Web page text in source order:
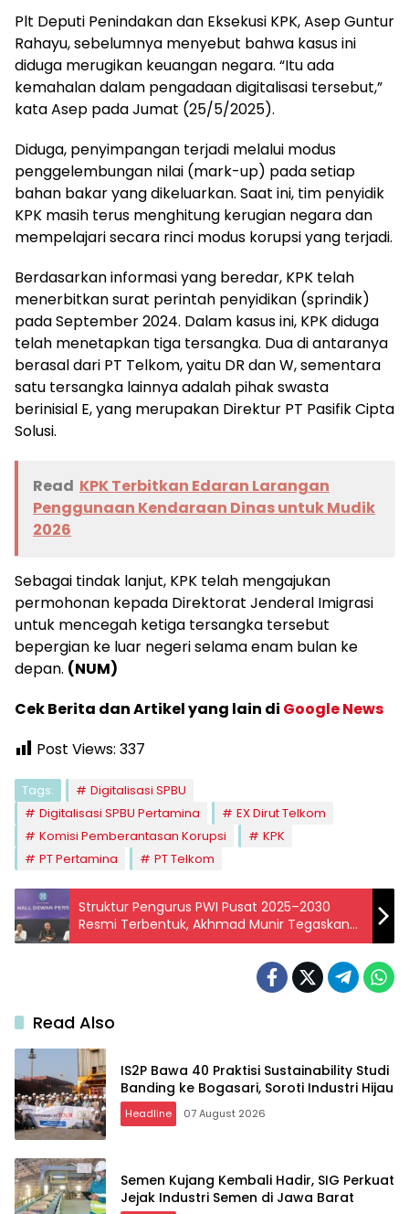
Plt Deputi Penindakan dan Eksekusi KPK, Asep Guntur
Rahayu, sebelumnya menyebut bahwa kasus ini
diduga merugikan keuangan negara. “Itu ada
kemahalan dalam pengadaan digitalisasi tersebut,”
kata Asep pada Jumat (25/5/2025).
Diduga, penyimpangan terjadi melalui modus
penggelembungan nilai (mark-up) pada setiap
bahan bakar yang dikeluarkan. Saat ini, tim penyidik
KPK masih terus menghitung kerugian negara dan
mempelajari secara rinci modus korupsi yang terjadi.
Berdasarkan informasi yang beredar, KPK telah
menerbitkan surat perintah penyidikan (sprindik)
pada September 2024. Dalam kasus ini, KPK diduga
telah menetapkan tiga tersangka. Dua di antaranya
berasal dari PT Telkom, yaitu DR dan W, sementara
satu tersangka lainnya adalah pihak swasta
berinisial E, yang merupakan Direktur PT Pasifik Cipta
Solusi.
Read KPK Terbitkan Edaran Larangan
Penggunaan Kendaraan Dinas untuk Mudik
2026
Sebagai tindak lanjut, KPK telah mengajukan
permohonan kepada Direktorat Jenderal Imigrasi
untuk mencegah ketiga tersangka tersebut
bepergian ke luar negeri selama enam bulan ke
depan. (NUM)
Cek Berita dan Artikel yang lain di Google News
Post Views: 337
Tags:
Digitalisasi SPBU
Digitalisasi SPBU Pertamina
EX Dirut Telkom
Komisi Pemberantasan Korupsi
KPK
PT Pertamina
PT Telkom
Struktur Pengurus PWI Pusat 2025–2030
Resmi Terbentuk, Akhmad Munir Tegaskan
Komitmen Jaga Marwah Pers
Read Also
IS2P Bawa 40 Praktisi Sustainability Studi
Banding ke Bogasari, Soroti Industri Hijau
Headline 07 August 2026
Semen Kujang Kembali Hadir, SIG Perkuat
Jejak Industri Semen di Jawa Barat